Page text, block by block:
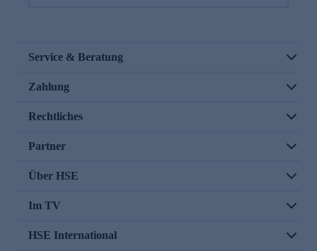
Service & Beratung
Zahlung
Rechtliches
Partner
Über HSE
Im TV
HSE International